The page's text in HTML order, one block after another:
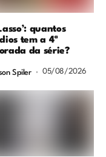
quantos
tem a 4ª
da série?
Spiler 05/08/2026